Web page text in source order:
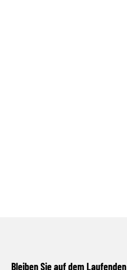
Bleiben Sie auf dem Laufenden